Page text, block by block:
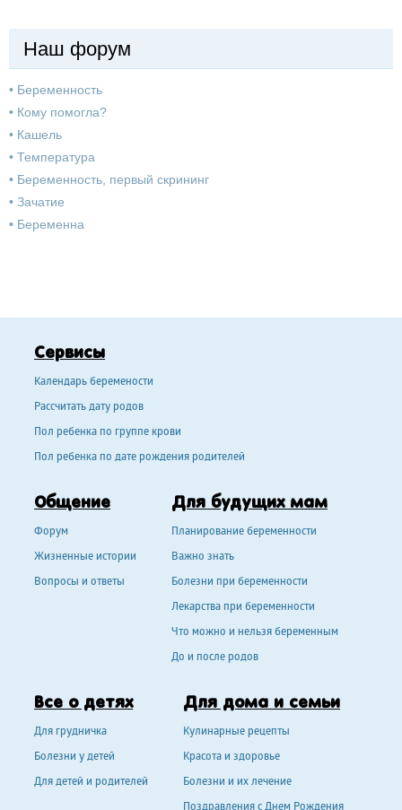
Наш форум
• Беременность
• Кому помогла?
• Кашель
• Температура
• Беременность, первый скрининг
• Зачатие
• Беременна
Сервисы
Календарь беремености
Рассчитать дату родов
Пол ребенка по группе крови
Пол ребенка по дате рождения родителей
Общение
Форум
Жизненные истории
Вопросы и ответы
Для будущих мам
Планирование беременности
Важно знать
Болезни при беременности
Лекарства при беременности
Что можно и нельзя беременным
До и после родов
Все о детях
Для грудничка
Болезни у детей
Для детей и родителей
Для дома и семьи
Кулинарные рецепты
Красота и здоровье
Болезни и их лечение